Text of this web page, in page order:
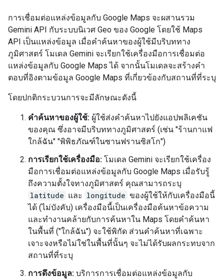
การเชื่อมต่อแหล่งข้อมูลกับ Google Maps จะผสานรวม
Gemini API กับระบบนิเวศ Geo ของ Google โดยใช้ Maps
API เป็นแหล่งข้อมูล เมื่อคำค้นหาของผู้ใช้มีบริบททาง
ภูมิศาสตร์ โมเดล Gemini จะเรียกใช้เครื่องมือการเชื่อมต่อ
แหล่งข้อมูลกับ Google Maps ได้ จากนั้นโมเดลจะสร้างคำ
ตอบที่อิงตามข้อมูล Google Maps ที่เกี่ยวข้องกับสถานที่ที่ระบุ
โดยปกติกระบวนการจะมีลักษณะดังนี้
คำค้นหาของผู้ใช้: ผู้ใช้ส่งคำค้นหาไปยังแอปพลิเคชัน
ของคุณ ซึ่งอาจมีบริบททางภูมิศาสตร์ (เช่น "ร้านกาแฟ
ใกล้ฉัน" "พิพิธภัณฑ์ในซานฟรานซิสโก")
การเรียกใช้เครื่องมือ: โมเดล Gemini จะเรียกใช้เครื่อง
มือการเชื่อมต่อแหล่งข้อมูลกับ Google Maps เมื่อรับรู้
ถึงความตั้งใจทางภูมิศาสตร์ คุณสามารถระบุ
latitude และ longitude ของผู้ใช้ให้กับเครื่องมือนี้
ได้ (ไม่บังคับ) เครื่องมือนี้เป็นเครื่องมือค้นหาข้อความ
และทำงานคล้ายกับการค้นหาใน Maps โดยคำค้นหา
ในพื้นที่ ("ใกล้ฉัน") จะใช้พิกัด ส่วนคำค้นหาที่เฉพาะ
เจาะจงหรือไม่ใช่ในพื้นที่นั้นๆ จะไม่ได้รับผลกระทบจาก
สถานที่ที่ระบุ
การดึงข้อมูล: บริการการเชื่อมต่อแหล่งข้อมูลกับ